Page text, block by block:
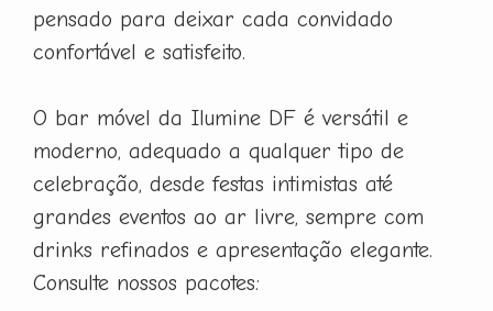
pensado para deixar cada convidado
confortável e satisfeito.
O bar móvel da Ilumine DF é versátil e
moderno, adequado a qualquer tipo de
celebração, desde festas intimistas até
grandes eventos ao ar livre, sempre com
drinks refinados e apresentação elegante.
Consulte nossos pacotes: